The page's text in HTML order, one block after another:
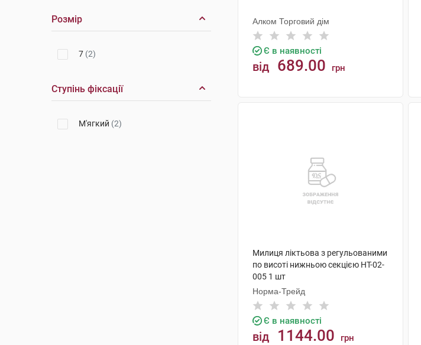
Розмір
7 (2)
Ступінь фіксації
М'ягкий (2)
Алком Торговий дім
Є в наявності
від 689.00 грн
Милиця ліктьова з регульованими
по висоті нижньою секцією НТ-02-
005 1 шт
Норма-Трейд
Є в наявності
від 1144.00 грн